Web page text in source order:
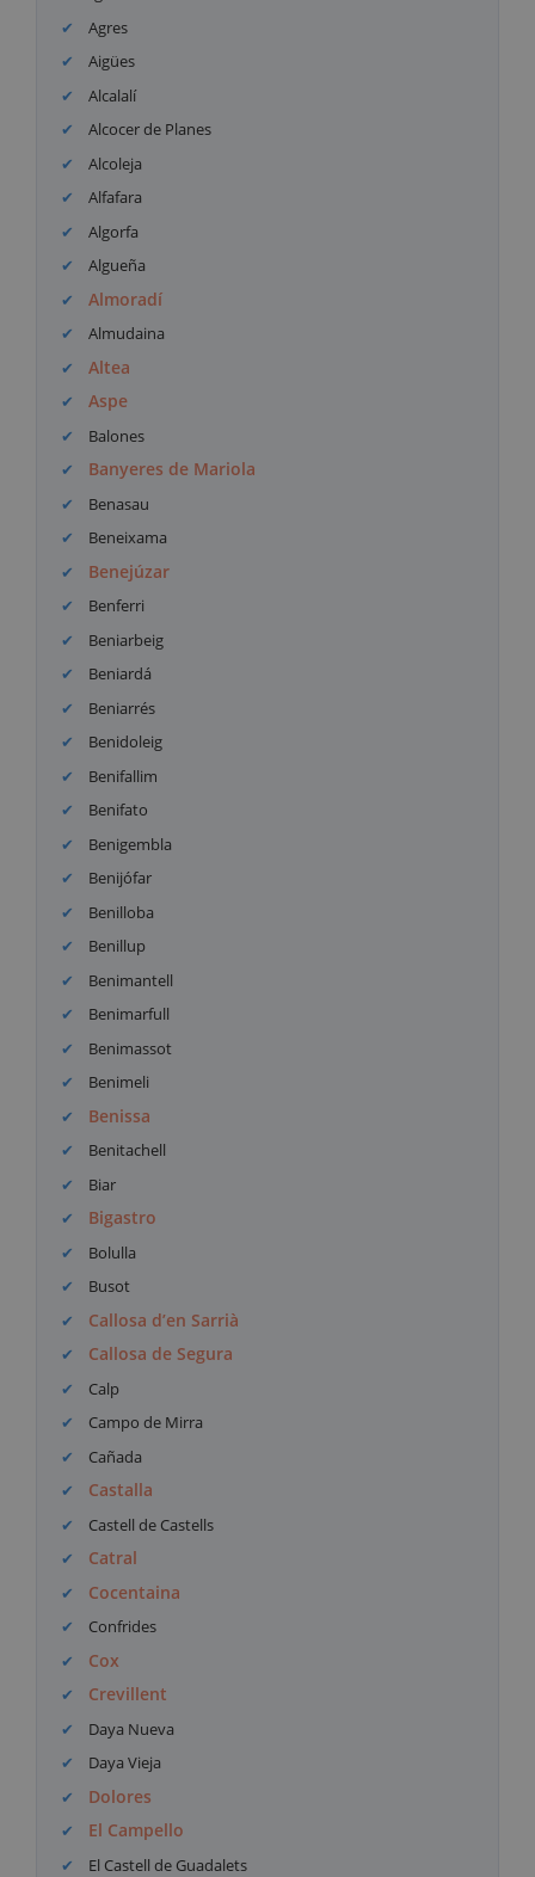
Agres
Aigües
Alcalalí
Alcocer de Planes
Alcoleja
Alfafara
Algorfa
Algueña
Almoradí
Almudaina
Altea
Aspe
Balones
Banyeres de Mariola
Benasau
Beneixama
Benejúzar
Benferri
Beniarbeig
Beniardá
Beniarrés
Benidoleig
Benifallim
Benifato
Benigembla
Benijófar
Benilloba
Benillup
Benimantell
Benimarfull
Benimassot
Benimeli
Benissa
Benitachell
Biar
Bigastro
Bolulla
Busot
Callosa d’en Sarrià
Callosa de Segura
Calp
Campo de Mirra
Cañada
Castalla
Castell de Castells
Catral
Cocentaina
Confrides
Cox
Crevillent
Daya Nueva
Daya Vieja
Dolores
El Campello
El Castell de Guadalets